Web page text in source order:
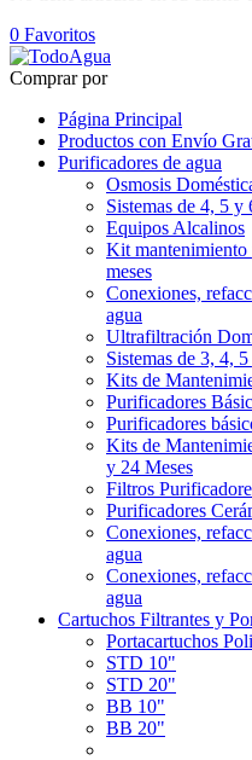
0 Favoritos
Comprar por
Página Principal
Productos con Envío
Purificadores de agua
Osmosis
Sistemas de 4, 5 y
Equipos Alcalinos
Kit mantenimiento
meses
Conexiones,
agua
Ultrafiltración
Sistemas de 3, 4,
Kits de
Purificadores
Purificadores
Kits de
y 24 Meses
Filtros
Purificadores
Conexiones,
agua
Conexiones,
agua
Cartuchos Filtrantes y
Portacartuchos
STD 10"
STD 20"
BB 10"
BB 20"